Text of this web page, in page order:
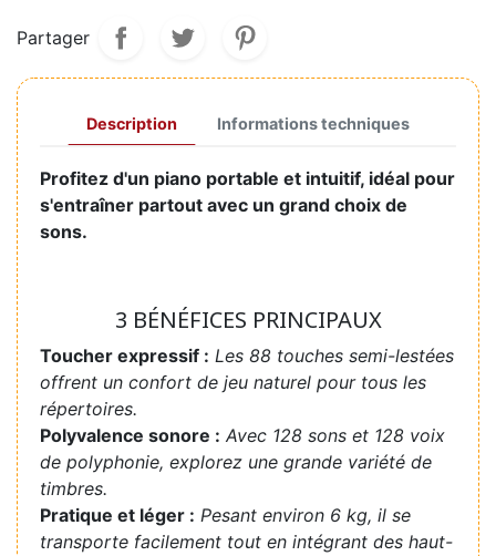
Partager
Description Informations techniques
Profitez d'un piano portable et intuitif, idéal pour
s'entraîner partout avec un grand choix de
sons.
3 BÉNÉFICES PRINCIPAUX
Toucher expressif : Les 88 touches semi-lestées
offrent un confort de jeu naturel pour tous les
répertoires.
Polyvalence sonore : Avec 128 sons et 128 voix
de polyphonie, explorez une grande variété de
timbres.
Pratique et léger : Pesant environ 6 kg, il se
transporte facilement tout en intégrant des haut-